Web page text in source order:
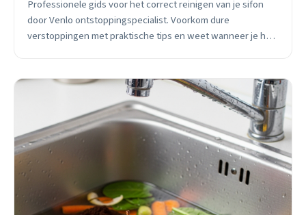
Professionele gids voor het correct reinigen van je sifon
door Venlo ontstoppingspecialist. Voorkom dure
verstoppingen met praktische tips en weet wanneer je hulp